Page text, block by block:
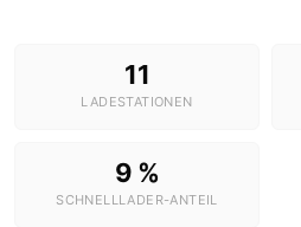
11
LADESTATIONEN
9 %
SCHNELLLADER-ANTEIL